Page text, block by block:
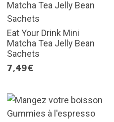
Eat Your Drink Mini
Matcha Tea Jelly Bean
Sachets
7,49€